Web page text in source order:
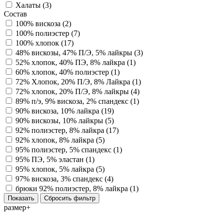
Халаты (3)
Состав
100% вискоза (2)
100% полиэстер (7)
100% хлопок (17)
48% вискозы, 47% П/Э, 5% лайкры (3)
52% хлопок, 40% ПЭ, 8% лайкра (1)
60% хлопок, 40% полиэстер (1)
72% Хлопок, 20% П/Э, 8% Лайкра (1)
72% хлопок, 20% П/Э, 8% лайкры (4)
89% п/э, 9% вискоза, 2% спандекс (1)
90% вискоза, 10% лайкра (19)
90% вискозы, 10% лайкры (5)
92% полиэстер, 8% лайкра (17)
92% хлопок, 8% лайкра (5)
95% полиэстер, 5% спандекс (1)
95% ПЭ, 5% эластан (1)
95% хлопок, 5% лайкра (5)
97% вискоза, 3% спандекс (4)
брюки 92% полиэстер, 8% лайкра (1)
размер+